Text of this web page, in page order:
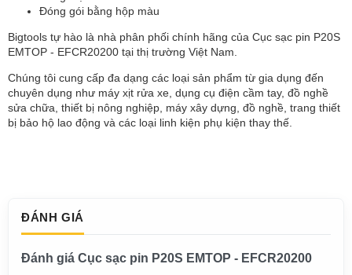
Đóng gói bằng hộp màu
Bigtools tự hào là nhà phân phối chính hãng của Cục sạc pin P20S
EMTOP - EFCR20200 tại thị trường Việt Nam.
Chúng tôi cung cấp đa dạng các loại sản phẩm từ gia dụng đến
chuyên dụng như máy xịt rửa xe, dụng cụ điện cầm tay, đồ nghề
sửa chữa, thiết bị nông nghiệp, máy xây dựng, đồ nghề, trang thiết
bị bảo hộ lao động và các loại linh kiện phụ kiện thay thế.
ĐÁNH GIÁ
Đánh giá Cục sạc pin P20S EMTOP - EFCR20200